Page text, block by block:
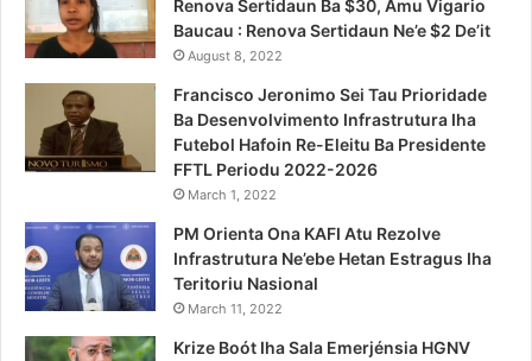
Renova Sertidaun Ba $30, Amu Vigario
Baucau : Renova Sertidaun Ne’e $2 De’it
August 8, 2022
Francisco Jeronimo Sei Tau Prioridade
Ba Desenvolvimento Infrastrutura Iha
Futebol Hafoin Re-Eleitu Ba Presidente
FFTL Periodu 2022-2026
March 1, 2022
PM Orienta Ona KAFI Atu Rezolve
Infrastrutura Ne’ebe Hetan Estragus Iha
Teritoriu Nasional
March 11, 2022
Krize Boót Iha Sala Emerjénsia HGNV